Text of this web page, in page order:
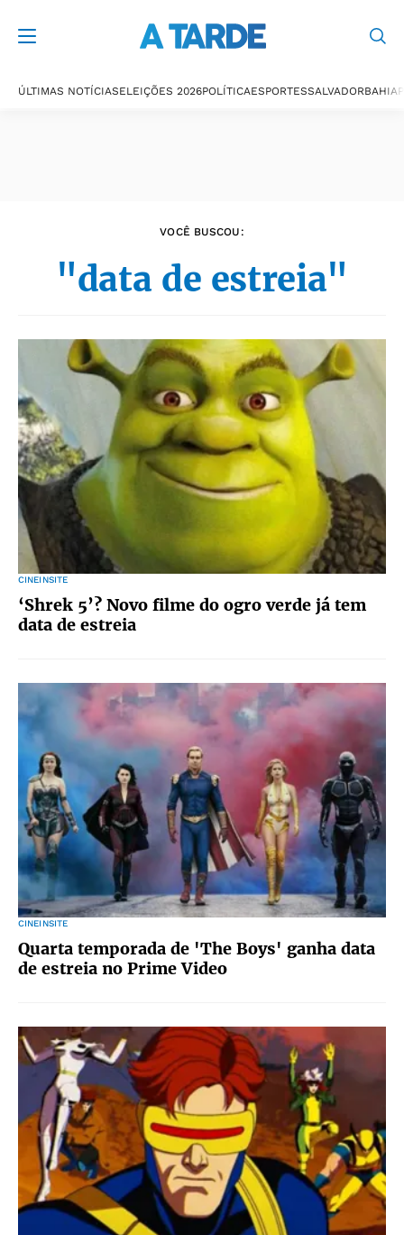
ÚLTIMAS NOTÍCIASELEIÇÕES 2026POLÍTICAESPORTESSALVADORBAHIA
VOCÊ BUSCOU:
"data de estreia"
CINEINSITE
‘Shrek 5’? Novo filme do ogro verde já tem
data de estreia
CINEINSITE
Quarta temporada de 'The Boys' ganha data
de estreia no Prime Video